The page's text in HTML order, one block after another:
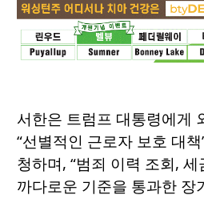
서한은 트럼프 대통령에게
“선별적인 근로자 보호 대
청하며, “범죄 이력 조회,
까다로운 기준을 통과한 장